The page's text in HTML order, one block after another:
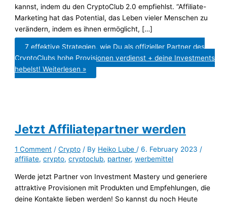
kannst, indem du den CryptoClub 2.0 empfiehlst. “Affiliate-
Marketing hat das Potential, das Leben vieler Menschen zu
verändern, indem es ihnen ermöglicht, […]
7 effektive Strategien, wie Du als offizieller Partner des
CryptoClubs hohe Provisionen verdienst + deine Investments
hebelst! Weiterlesen »
Jetzt Affiliatepartner werden
1 Comment /Crypto / By Heiko Lube/6. February 2023/
affiliate,crypto,cryptoclub, partner,werbemittel
Werde jetzt Partner von Investment Mastery und generiere
attraktive Provisionen mit Produkten und Empfehlungen, die
deine Kontakte lieben werden! So kannst du noch Heute